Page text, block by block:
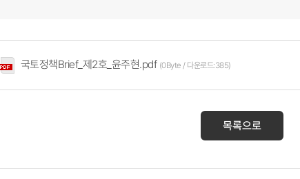
국토정책Brief_제2호_윤주현.pdf (0Byte / 다운로드:385)
목록으로